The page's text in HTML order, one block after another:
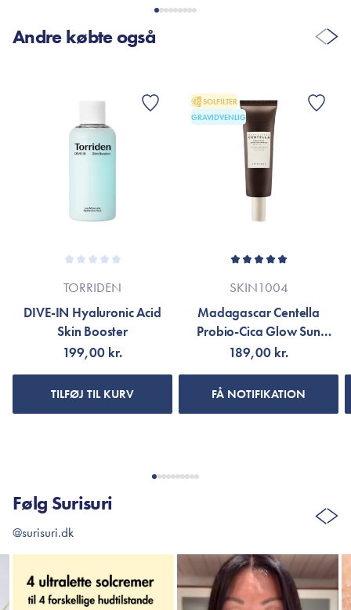
Er dette tilfældet henvises til produktemballage eller til
Andre købte også
TORRIDEN
DIVE-IN Hyaluronic Acid
Skin Booster
199,00 kr.
TILFØJ TIL KURV
SOLFILTER
GRAVIDVENLIG
SKIN1004
Madagascar Centella
Probio-Cica Glow Sun
Ampoule SPF50+ PA++++
189,00 kr.
FÅ NOTIFIKATION
Følg Surisuri
@surisuri.dk